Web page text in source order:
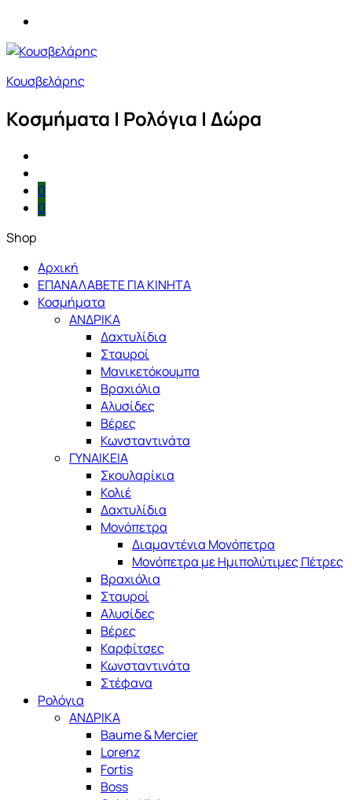
Κουσβελάρης
Κοσμήματα | Ρολόγια | Δώρα
0
0
Shop
Αρχική
ΕΠΑΝΑΛΑΒΕΤΕ ΓΙΑ ΚΙΝΗΤΑ
Κοσμήματα
ΑΝΔΡΙΚΑ
Δαχτυλίδια
Σταυροί
Μανικετόκουμπα
Βραχιόλια
Αλυσίδες
Βέρες
Κωνσταντινάτα
ΓΥΝΑΙΚΕΙΑ
Σκουλαρίκια
Κολιέ
Δαχτυλίδια
Μονόπετρα
Διαμαντένια Μονόπετρα
Μονόπετρα με Ημιπολύτιμες Πέτρες
Βραχιόλια
Σταυροί
Αλυσίδες
Βέρες
Καρφίτσες
Κωνσταντινάτα
Στέφανα
Ρολόγια
ΑΝΔΡΙΚΑ
Baume & Mercier
Lorenz
Fortis
Boss